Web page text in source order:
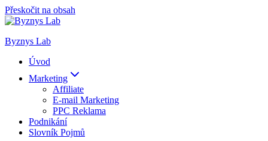
Přeskočit na obsah
Byznys Lab
Úvod
Marketing
Affiliate
E-mail Marketing
PPC Reklama
Podnikání
Slovník Pojmů